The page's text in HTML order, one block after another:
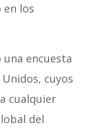
en los
una encuesta
cuyos
cualquier
del